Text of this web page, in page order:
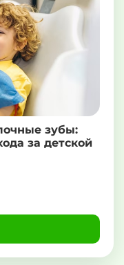
зубы:
за детской